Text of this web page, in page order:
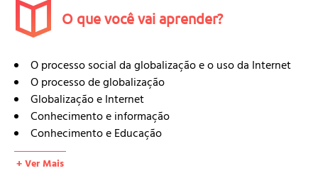
O que você vai aprender?
O processo social da globalização e o uso da Internet
O processo de globalização
Globalização e Internet
Conhecimento e informação
Conhecimento e Educação
Conhecendo processos de inclusão e exclusão digital
Os processos de exclusão e inclusão digital na
+ Ver Mais